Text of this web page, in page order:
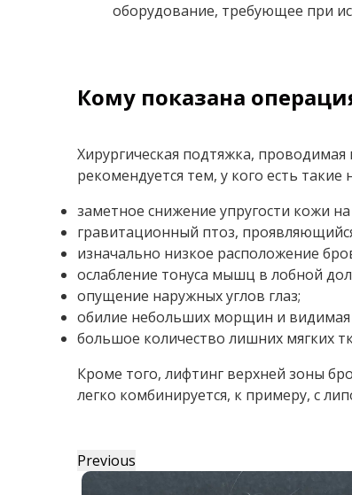
оборудование, требующее при
Кому показана
Хирургическая подтяжка,
рекомендуется тем, у кого есть
заметное снижение упругости кожи
гравитационный птоз,
изначально низкое расположение
ослабление тонуса мышц в лобной
опущение наружных углов глаз;
обилие небольших морщин и видимая
большое количество лишних мягких
Кроме того, лифтинг верхней зоны
легко комбинируется, к примеру, с
Previous